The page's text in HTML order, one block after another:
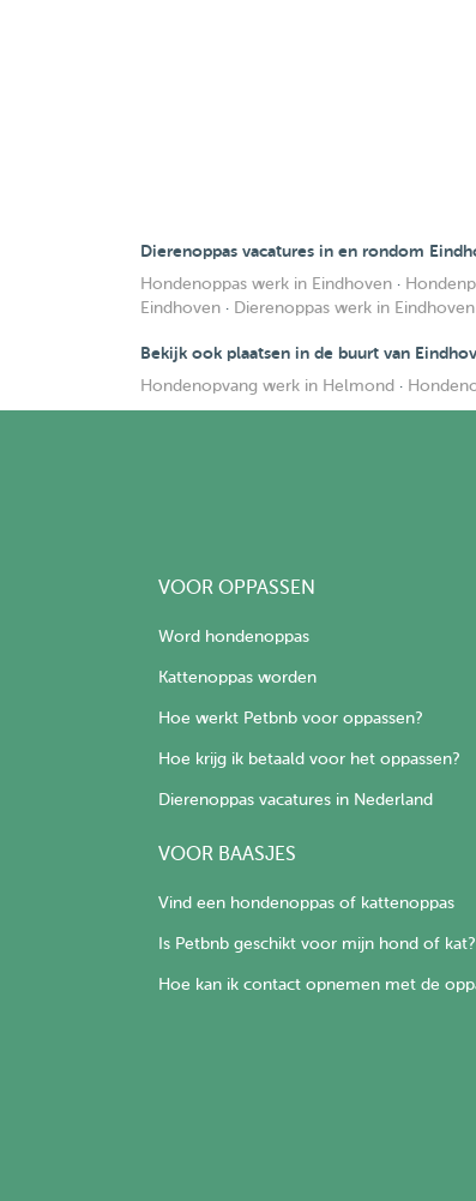
Dierenoppas vacatures in en rondom
Hondenoppas werk in Eindhoven ·
Eindhoven · Dierenoppas werk in Eindhoven
Bekijk ook plaatsen in de buurt van
Hondenopvang werk in Helmond ·
VOOR OPPASSEN
Word hondenoppas
Kattenoppas worden
Hoe werkt Petbnb voor oppassen?
Hoe krijg ik betaald voor het oppassen?
Dierenoppas vacatures in Nederland
VOOR BAASJES
Vind een hondenoppas of kattenoppas
Is Petbnb geschikt voor mijn hond of kat?
Hoe kan ik contact opnemen met de